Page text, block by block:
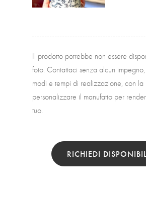
Il prodotto potrebbe non essere
foto. Contattaci senza alcun
modi e tempi di realizzazione, con la
personalizzare il manufatto per
tuo.
RICHIEDI